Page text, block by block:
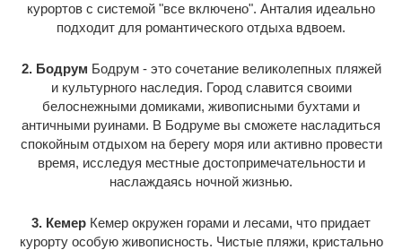
курортов с системой "все включено". Анталия идеально
подходит для романтического отдыха вдвоем.
2. Бодрум Бодрум - это сочетание великолепных пляжей
и культурного наследия. Город славится своими
белоснежными домиками, живописными бухтами и
античными руинами. В Бодруме вы сможете насладиться
спокойным отдыхом на берегу моря или активно провести
время, исследуя местные достопримечательности и
наслаждаясь ночной жизнью.
3. Кемер Кемер окружен горами и лесами, что придает
курорту особую живописность. Чистые пляжи, кристально